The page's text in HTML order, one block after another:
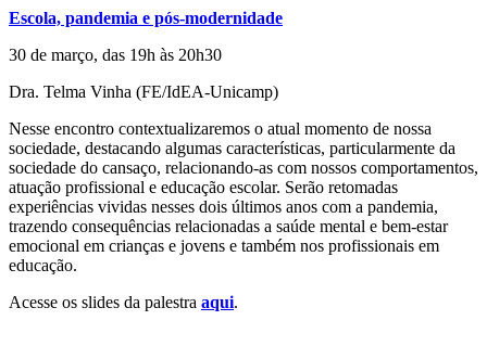
Escola, pandemia e pós-modernidade
30 de março, das 19h às 20h30
Dra. Telma Vinha (FE/IdEA-Unicamp)
Nesse encontro contextualizaremos o atual momento de nossa
sociedade, destacando algumas características, particularmente da
sociedade do cansaço, relacionando-as com nossos comportamentos,
atuação profissional e educação escolar. Serão retomadas
experiências vividas nesses dois últimos anos com a pandemia,
trazendo consequências relacionadas a saúde mental e bem-estar
emocional em crianças e jovens e também nos profissionais em
educação.
Acesse os slides da palestra aqui.